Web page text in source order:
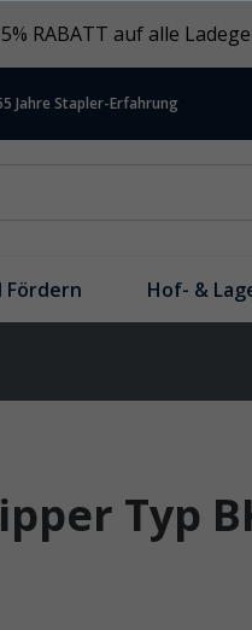
5% RABATT auf alle
Jahre Stapler-Erfahrung
Fördern Hof- &
Typ